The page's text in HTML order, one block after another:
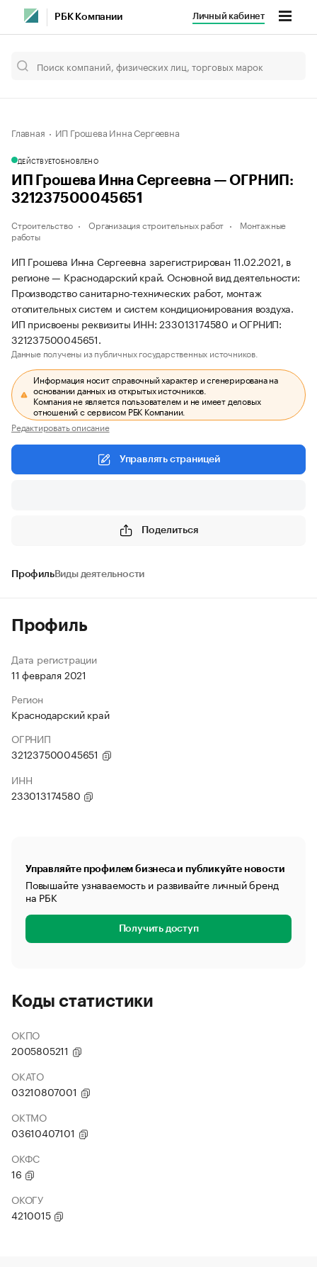
РБК Компании Личный кабинет
Главная ИП Грошева Инна Сергеевна
ДЕЙСТВУЕТОБНОВЛЕНО
ИП Грошева Инна Сергеевна — ОГРНИП:
321237500045651
Строительство Организация строительных работ
Монтажные
работы
ИП Грошева Инна Сергеевна зарегистрирован 11.02.2021, в
регионе — Краснодарский край. Основной вид деятельности:
Производство санитарно-технических работ, монтаж
отопительных систем и систем кондиционирования воздуха.
ИП присвоены реквизиты ИНН: 233013174580 и ОГРНИП:
321237500045651.
Данные получены из публичных государственных источников.
Информация носит справочный характер и сгенерирована на
основании данных из открытых источников.
Компания не является пользователем и не имеет деловых
отношений с сервисом РБК Компании.
Редактировать описание
Управлять страницей
Поделиться
ПрофильВиды деятельности
Профиль
Дата регистрации
11 февраля 2021
Регион
Краснодарский край
ОГРНИП
321237500045651
ИНН
233013174580
Управляйте профилем бизнеса и публикуйте новости
Повышайте узнаваемость и развивайте личный бренд
на РБК
Получить доступ
Коды статистики
ОКПО
2005805211
ОКАТО
03210807001
ОКТМО
03610407101
ОКФС
16
ОКОГУ
4210015